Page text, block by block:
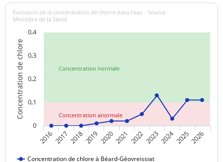
Concentration normale
Concentration anormale
Concentration de chlore
Evolution de la concentration de chlore dans l'eau - Source :
Ministère de la Santé
Concentration de chlore à Béard-Géovreissiat
20162017 2018201920202021 20222023202420252026
0
0,1
0,2
0,3
0,4